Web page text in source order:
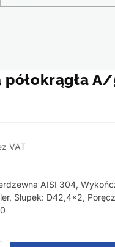
VAT
AISI 304,
Słupek: D42,4×2,